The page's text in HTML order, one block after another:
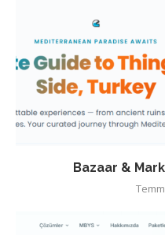
Bazaar &